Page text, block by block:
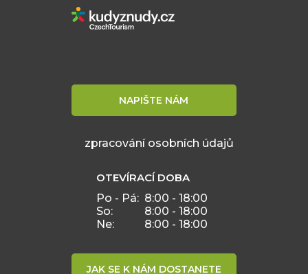
NAPIŠTE NÁM
zpracování osobních údajů
OTEVÍRACÍ DOBA
Po - Pá: 8:00 - 18:00
So:
8:00 - 18:00
Ne:
8:00 - 18:00
JAK SE K NÁM DOSTANETE